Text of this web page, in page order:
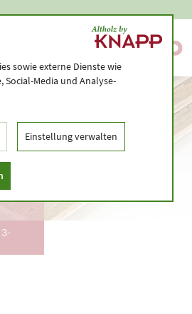
sowie externe Dienste wie
Media und Analyse-
Einstellung verwalten